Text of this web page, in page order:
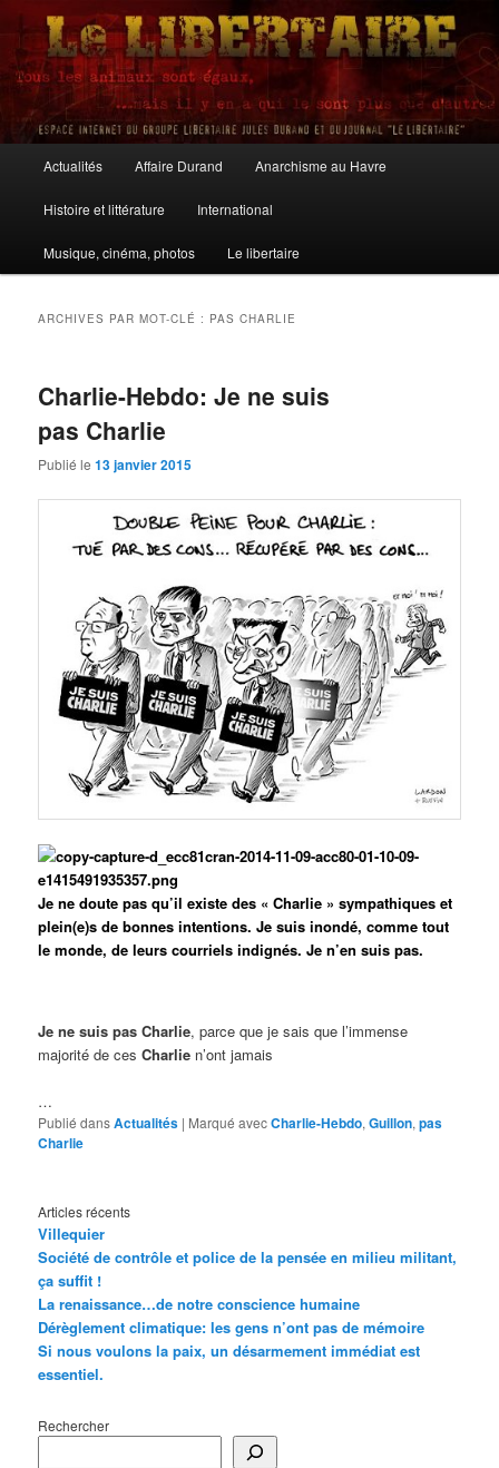
Aller
contenu
principal
Aller
contenu
secondaire
Le Libertaire
principal
Actualités Affaire Durand Anarchisme au Havre
Histoire et littérature International
Musique, cinéma, photos Le libertaire
ARCHIVES PAR MOT-CLÉ : PAS CHARLIE
Charlie-Hebdo: Je ne suis
pas Charlie
Publié le13 janvier 2015
Je ne doute pas qu’il existe des « Charlie » sympathiques et
plein(e)s de bonnes intentions. Je suis inondé, comme tout
le monde, de leurs courriels indignés. Je n’en suis pas.
Je ne suis pas Charlie, parce que je sais que l’immense
majorité de cesCharlie n’ont jamais
…
Publié dansActualités | Marqué avecCharlie-Hebdo,Guillon,pas
Charlie
Articles récents
Villequier
Société de contrôle et police de la pensée en milieu militant,
ça suffit !
La renaissance…de notre conscience humaine
Dérèglement climatique: les gens n’ont pas de mémoire
Si nous voulons la paix, un désarmement immédiat est
essentiel.
Rechercher